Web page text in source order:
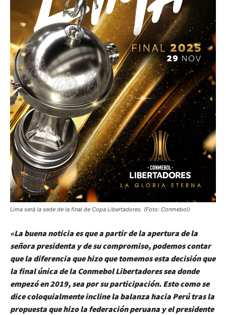
Lima será la sede de la final de Copa Libertadores. (Foto: Conmebol)
«La buena noticia es que a partir de la apertura de la
señora presidenta y de su compromiso, podemos contar
que la diferencia que hizo que tomemos esta decisión que
la final única de la Conmebol Libertadores sea donde
empezó en 2019, sea por su participación. Esto como se
dice coloquialmente incline la balanza hacia Perú tras la
propuesta que hizo la federación peruana y el presidente